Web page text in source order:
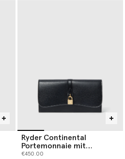
Ryder Continental
Portemonnaie mit
Umschlag
€450.00